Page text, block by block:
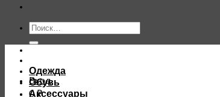
Искать:
Вход
0₽
Одежда
Обувь
Аксессуары